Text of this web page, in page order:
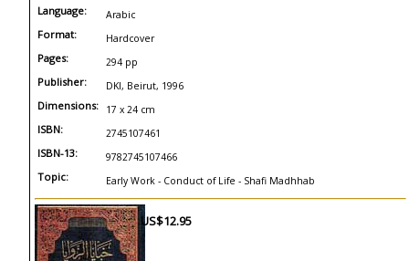
Language: Arabic
Format: Hardcover
Pages: 294 pp
Publisher: DKI, Beirut, 1996
Dimensions: 17 x 24 cm
ISBN: 2745107461
ISBN-13: 9782745107466
Topic: Early Work - Conduct of Life - Shafi Madhhab
US$12.95